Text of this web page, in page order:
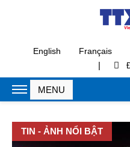
English Français
|
TIN - ẢNH NỔI BẬT